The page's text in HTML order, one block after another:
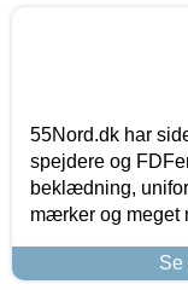
55Nord.dk har
spejdere og
beklædning,
mærker og meget
Se